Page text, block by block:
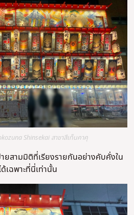
Shinsekai สาขาสึเท็นคาคุ
ยสามมิติที่เรียงรายกันอย่างคับคั่งใน
เฉพาะที่นี่เท่านั้น